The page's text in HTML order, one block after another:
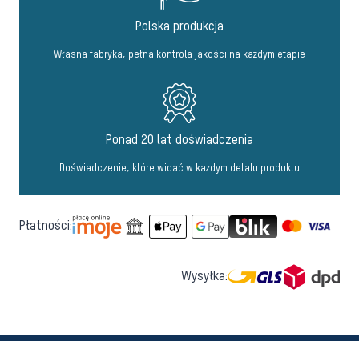
Polska produkcja
Własna fabryka, pełna kontrola jakości na każdym etapie
Ponad 20 lat doświadczenia
Doświadczenie, które widać w każdym detalu produktu
Płatności:
Wysyłka: